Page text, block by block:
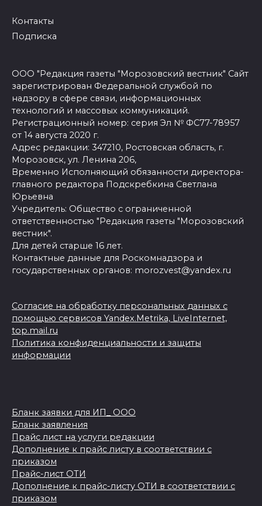
Контакты
Подписка
ООО "Редакция газеты "Морозовский вестник" Сайт
зарегистрирован Федеральной службой по
надзору в сфере связи, информационных
технологий и массовых коммуникаций.
Регистрационный номер: серия Эл № ФС77-78957
от 14 августа 2020 г.
Адрес редакции: 347210, Ростовская область, г.
Морозовск, ул. Ленина 206,
Временно Исполняющий обязанности директора-
главного редактора Подскребкина Светлана
Юрьевна
Учредитель: Общество с ограниченной
ответственностью "Редакция газеты "Морозовский
вестник".
Для детей старше 16 лет.
Контактные данные для Роскомнадзора и
государственных органов: morozvest@yandex.ru
Согласие на обработку персональных данных с
помощью сервисов Yandex.Metrika, LiveInternet,
top.mail.ru
Политика конфиденциальности и защиты
информации
Бланк заявки для ИП_ ООО
Бланк заявления
Прайс лист на услуги редакции
Дополнение к прайс листу в соответствии с
приказом
Прайс-лист ОТИ
Дополнение к прайс-листу ОТИ в соответствии с
приказом